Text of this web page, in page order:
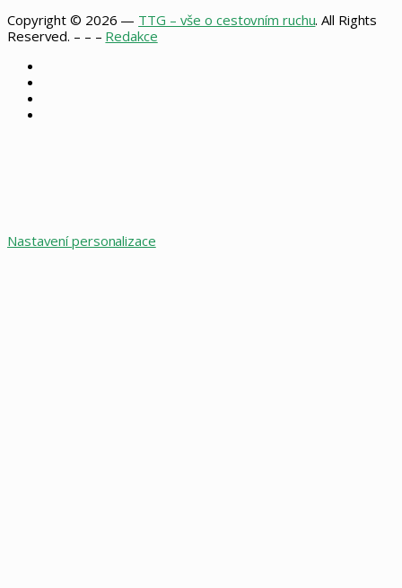
Copyright © 2026 — TTG – vše o cestovním ruchu. All Rights
Reserved. – – – Redakce
Nastavení personalizace